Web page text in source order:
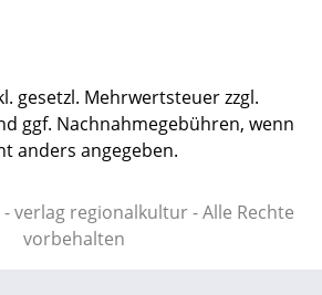
gesetzl. Mehrwertsteuer zzgl.
ggf. Nachnahmegebühren, wenn
anders angegeben.
verlag regionalkultur - Alle Rechte
vorbehalten